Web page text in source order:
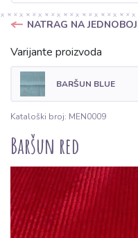
NATRAG NA
Varijante proizvoda
BARŠUN BLUE
Kataloški broj: MEN0009
Baršun red